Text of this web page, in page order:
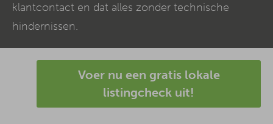
klantcontact en dat alles zonder technische
hindernissen.
Voer nu een gratis lokale
listingcheck uit!